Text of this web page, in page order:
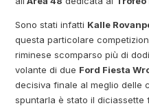
Sono stati infatti Kalle
questa particolare
riminese scomparso più di
volante di due Ford Fiesta
decisiva finale al meglio delle
spuntarla è stato il diciassette